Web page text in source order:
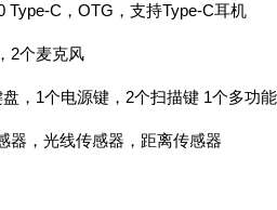
Type-C，OTG，支持Type-C耳机
2个麦克风
，1个电源键，2个扫描键 1个多功
器，光线传感器，距离传感器